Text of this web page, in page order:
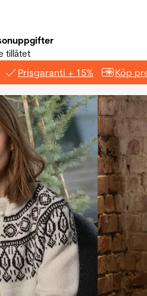
tillåtet
Prisgaranti + 15% Köp